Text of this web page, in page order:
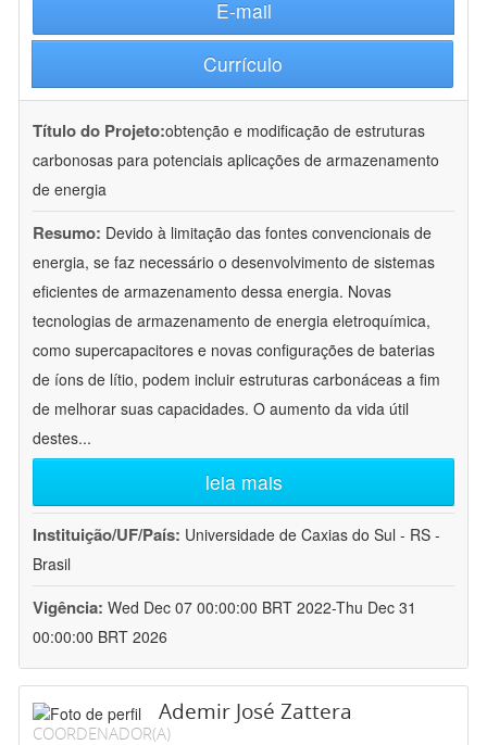
E-mail
Currículo
Título do Projeto:obtenção e modificação de estruturas
carbonosas para potenciais aplicações de armazenamento
de energia
Resumo: Devido à limitação das fontes convencionais de
energia, se faz necessário o desenvolvimento de sistemas
eficientes de armazenamento dessa energia. Novas
tecnologias de armazenamento de energia eletroquímica,
como supercapacitores e novas configurações de baterias
de íons de lítio, podem incluir estruturas carbonáceas a fim
de melhorar suas capacidades. O aumento da vida útil
destes...
leia mais
Instituição/UF/País: Universidade de Caxias do Sul - RS -
Brasil
Vigência: Wed Dec 07 00:00:00 BRT 2022-Thu Dec 31
00:00:00 BRT 2026
Ademir José Zattera
COORDENADOR(A)